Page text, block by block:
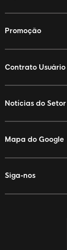
Promoção
Contrato Usuário
Notícias do Setor
Mapa do Google
Siga-nos
Facebook